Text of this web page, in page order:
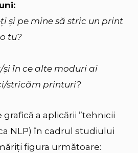
și pe mine să stric un print
tu?
și în ce alte moduri ai
stricăm printuri?
grafică a aplicării ”tehnicii
NLP) în cadrul studiului
figura următoare: